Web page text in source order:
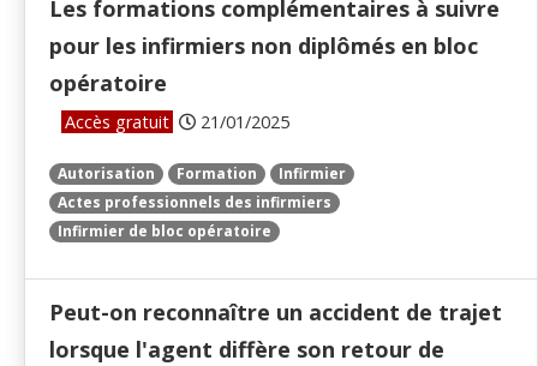
Les formations complémentaires à suivre
pour les infirmiers non diplômés en bloc
opératoire
Accès gratuit 21/01/2025
Autorisation Formation
Infirmier
Actes professionnels des infirmiers
Infirmier de bloc opératoire
Peut-on reconnaître un accident de trajet
lorsque l'agent diffère son retour de